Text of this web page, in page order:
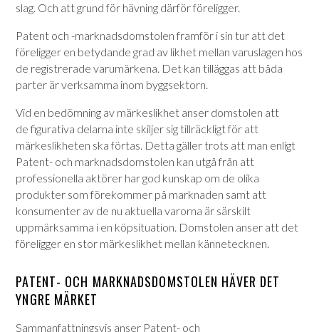
slag. Och att grund för hävning därför föreligger.
Patent och -marknadsdomstolen framför i sin tur att det
föreligger en betydande grad av likhet mellan varuslagen hos
de registrerade varumärkena. Det kan tilläggas att båda
parter är verksamma inom byggsektorn.
Vid en bedömning av märkeslikhet anser domstolen att
de figurativa delarna inte skiljer sig tillräckligt för att
märkeslikheten ska förtas. Detta gäller trots att man enligt
Patent- och marknadsdomstolen kan utgå från att
professionella aktörer har god kunskap om de olika
produkter som förekommer på marknaden samt att
konsumenter av de nu aktuella varorna är särskilt
uppmärksamma i en köpsituation. Domstolen anser att det
föreligger en stor märkeslikhet mellan kännetecknen.
PATENT- OCH MARKNADSDOMSTOLEN HÄVER DET
YNGRE MÄRKET
Sammanfattningsvis anser Patent- och